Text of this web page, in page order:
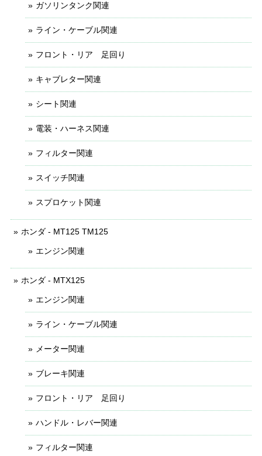
ガソリンタンク関連
ライン・ケーブル関連
フロント・リア 足回り
キャブレター関連
シート関連
電装・ハーネス関連
フィルター関連
スイッチ関連
スプロケット関連
ホンダ - MT125 TM125
エンジン関連
ホンダ - MTX125
エンジン関連
ライン・ケーブル関連
メーター関連
ブレーキ関連
フロント・リア 足回り
ハンドル・レバー関連
フィルター関連